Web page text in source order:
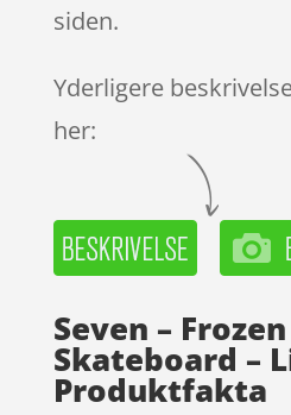
siden.
Yderligere
her:
Seven – Frozen
Skateboard –
Produktfakta